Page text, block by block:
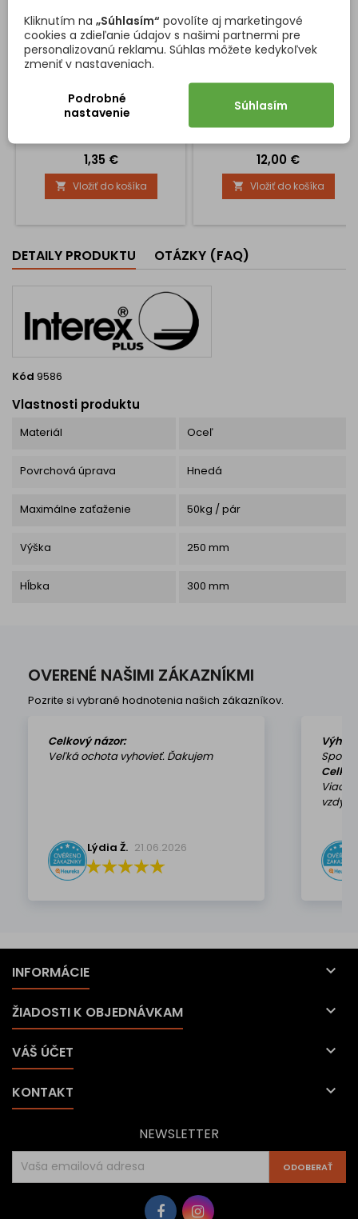
ZÁMOK ROLETOVÝ R50N/19
NIKLOVÝ
Obojstranný kľúč 1x Rozeta 1x
Protiplech - PO 3
Cena
1,35 €
 Vložiť do košíka
NÁBYTKOVÉ KOLIESKO
Dizajnové koliesko s
mäkčeným behúňom s
dvojitým guličkovým vencom
Podložka na uchytenie v
rozmere 60 x 60 mm
Cena
12,00 €
 Vložiť do košíka
DETAILY PRODUKTU OTÁZKY (FAQ)
Kód 9586
Vlastnosti produktu
Materiál Oceľ
Povrchová úprava Hnedá
Maximálne zaťaženie 50kg / pár
Výška 250 mm
Hĺbka 300 mm
OVERENÉ NAŠIMI ZÁKAZNÍKMI
Pozrite si vybrané hodnotenia našich zákazníkov.
Celkový názor:
Veľká ochota vyhovieť. Ďakujem
Lýdia Ž. 21.06.2026
vzdy k
INFORMÁCIE 
ŽIADOSTI K OBJEDNÁVKAM 
VÁŠ ÚČET 
KONTAKT 
NEWSLETTER
Kliknutím na „Súhlasím“ povolíte aj marketingové
cookies a zdieľanie údajov s našimi partnermi pre
personalizovanú reklamu. Súhlas môžete kedykoľvek
zmeniť v nastaveniach.
Podrobné
nastavenie
Súhlasím